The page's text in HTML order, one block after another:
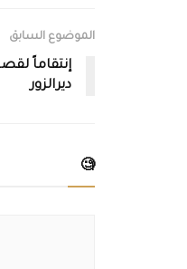
الموضوع السابق
ديرالزور
🧐